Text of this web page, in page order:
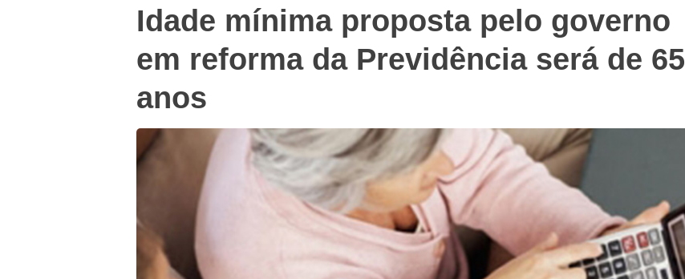
Idade mínima proposta pelo governo
em reforma da Previdência será de 65
anos